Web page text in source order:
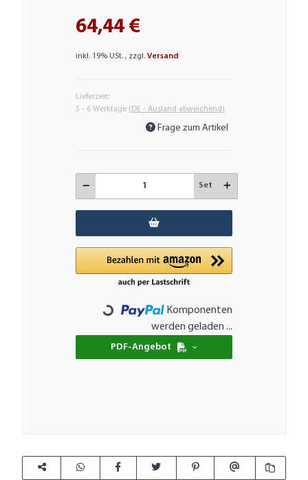
64,44 €
inkl. 19% USt. , zzgl. Versand
Lieferzeit:
5 - 6 Werktage (DE - Ausland abweichend)
Frage zum Artikel
Set
Loading...
Komponenten
werden geladen ...
PDF-Angebot